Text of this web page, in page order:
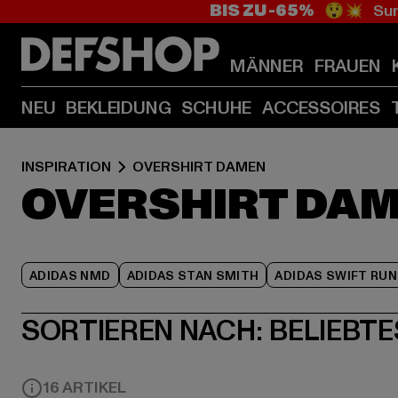
BIS ZU -65% 😲💥
MÄNNER FRAUEN
NEU BEKLEIDUNG SCHUHE ACCESSOIRES
INSPIRATION OVERSHIRT DAMEN
OVERSHIRT
ADIDAS NMD ADIDAS STAN SMITH ADIDAS SWIFT RUN
SORTIEREN NACH:
16 ARTIKEL